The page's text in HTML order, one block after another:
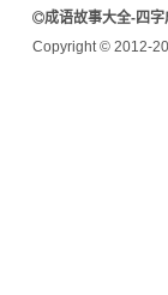
成语故事大全-四
Copyright © 2012-